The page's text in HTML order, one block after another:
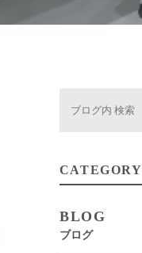
CATEGORY
BLOG
ブログ